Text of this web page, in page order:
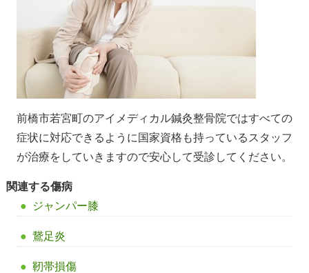
前橋市若宮町のアイメディカル鍼灸整骨院ではすべての
症状に対応できるように国家資格も持っているスタッフ
が治療をしていきますので安心して受診してください。
関連する傷病
ジャンパー膝
鵞足炎
靭帯損傷